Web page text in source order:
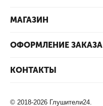
МАГАЗИН
ОФОРМЛЕНИЕ ЗАКАЗА
КОНТАКТЫ
© 2018-2026 Глушители24.